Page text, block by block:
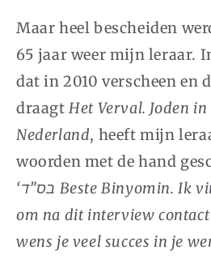
Maar heel bescheiden
65 jaar weer mijn leraar.
dat in 2010 verscheen en
draagtHet Verval. Joden in
Nederland, heeft mijn
woorden met de hand
‘בס”ד Beste Binyomin. Ik vind het leuk
om na dit interview contact
wens je veel succes in je